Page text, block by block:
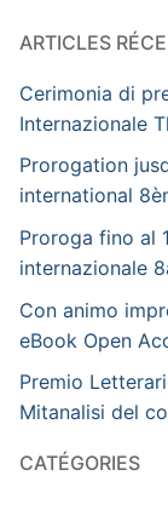
ARTICLES
Cerimonia di
Internazionale
Prorogation
international
Proroga fino al
internazionale
Con animo
eBook Open
Premio
Mitanalisi del
CATÉGORIES